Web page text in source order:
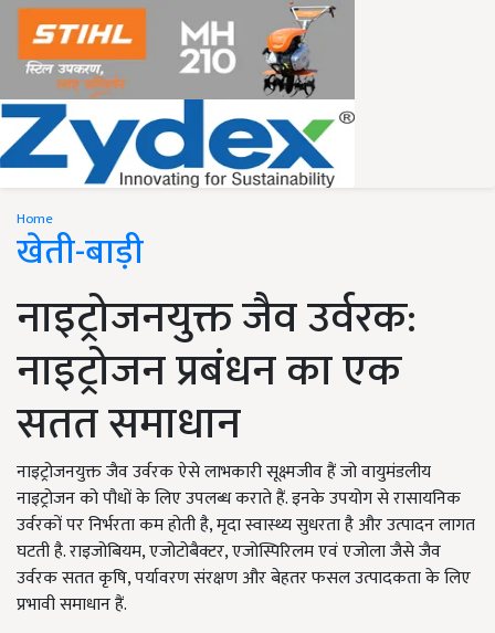
Home
खेती-बाड़ी
नाइट्रोजनयुक्त जैव उर्वरक:
नाइट्रोजन प्रबंधन का एक
सतत समाधान
नाइट्रोजनयुक्त जैव उर्वरक ऐसे लाभकारी सूक्ष्मजीव हैं जो वायुमंडलीय
नाइट्रोजन को पौधों के लिए उपलब्ध कराते हैं. इनके उपयोग से रासायनिक
उर्वरकों पर निर्भरता कम होती है, मृदा स्वास्थ्य सुधरता है और उत्पादन लागत
घटती है. राइजोबियम, एजोटोबैक्टर, एजोस्पिरिलम एवं एजोला जैसे जैव
उर्वरक सतत कृषि, पर्यावरण संरक्षण और बेहतर फसल उत्पादकता के लिए
प्रभावी समाधान हैं.